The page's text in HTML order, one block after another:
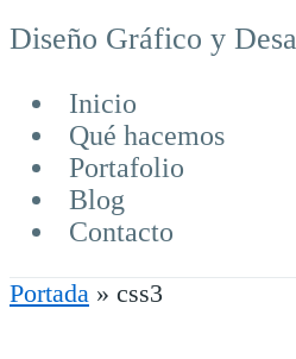
Diseño Gráfico y
Inicio
Qué hacemos
Portafolio
Blog
Contacto
Portada » css3